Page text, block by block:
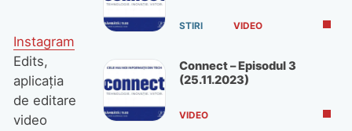
Instagram
Edits,
aplicația
de editare
video
STIRI VIDEO
Connect – Episodul 3
(25.11.2023)
VIDEO